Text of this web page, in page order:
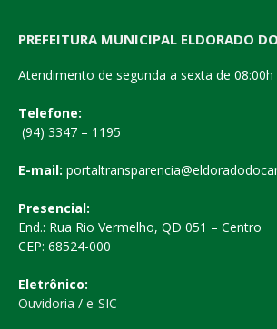
PREFEITURA MUNICIPAL ELDORADO
Atendimento de segunda a sexta de 08:00h
Telefone:
(94) 3347 – 1195
E-mail:
Presencial:
End.: Rua Rio Vermelho, QD 051 – Centro
CEP: 68524-000
Eletrônico:
Ouvidoria / e-SIC